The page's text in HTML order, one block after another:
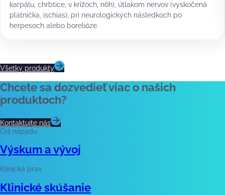
karpálu, chrbtice, v krížoch, nôh), útlakom nervov (vyskočená
platnička, ischias), pri neurologických následkoch po
herpesoch alebo borelióze.
Všetky produkty
Chcete sa dozvedieť viac o našich
produktoch?
Kontaktujte nás
Od nápadu
Výskum a vývoj
Klinická prax
Klinické skúšanie